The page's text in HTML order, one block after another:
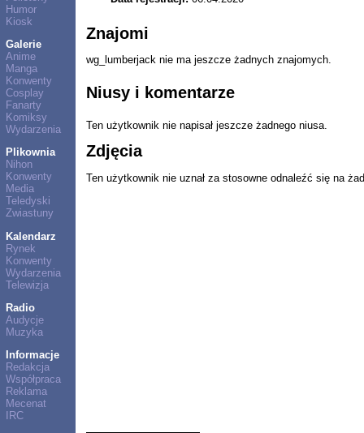
Humor
Kiosk
Galerie
Anime
Manga
Konwenty
Cosplay
Fanarty
Komiksy
Wydarzenia
Plikownia
Nihon
Konwenty
Media
Teledyski
Zwiastuny
Kalendarz
Rynek
Konwenty
Wydarzenia
Telewizja
Radio
Audycje
Muzyka
Informacje
Redakcja
Współpraca
Reklama
Mecenat
IRC
Znajomi
wg_lumberjack nie ma jeszcze żadnych znajomych.
Niusy i komentarze
Ten użytkownik nie napisał jeszcze żadnego niusa.
Zdjęcia
Ten użytkownik nie uznał za stosowne odnaleźć się na